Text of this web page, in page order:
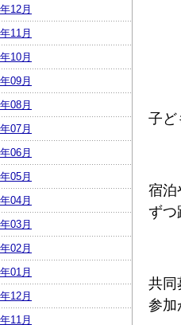
12月
11月
10月
09月
08月
07月
06月
05月
04月
03月
02月
01月
12月
11月
子ど
宿泊
ずつ
共同
参加